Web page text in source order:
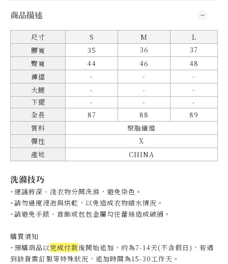
商品描述
尺寸 S M
L
腰寬
35 36
37
臀寬
44 46
48
褲擋
- -
-
大腿
- -
-
下擺
- -
-
全長
87 88
89
質料
聚脂纖維
彈性
X
產地
CHINA
洗滌技巧
˙建議將深、淺衣物分開洗滌，避免染色。
˙請勿過度浸泡與烘乾，以免造成衣物縮水情況。
˙請避免手錶、首飾或包包金屬勾住蕾絲造成破損。
購買須知
˙預購商品以完成付款後開始追加，約為7-14天(不含假日)， 若遇
到缺貨需訂製等特殊狀況，追加時間為15-30工作天 。